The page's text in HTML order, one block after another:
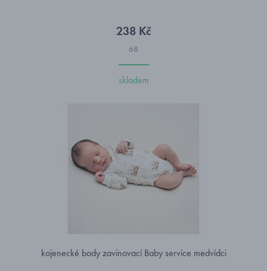
238 Kč
68
skladem
kojenecké body zavinovací Baby service medvídci